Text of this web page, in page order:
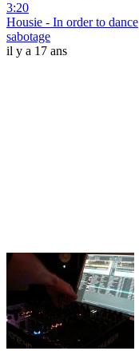
3:20
Housie - In order to dance
sabotage
il y a 17 ans